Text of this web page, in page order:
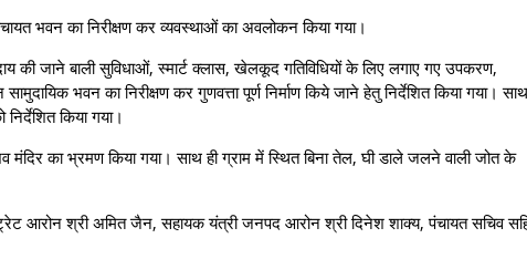
भवन का निरीक्षण कर व्यवस्थाओं का अवलोकन किया गया।
की जाने बाली सुविधाओं, स्मार्ट क्लास, खेलकूद गतिविधियों के लिए लगाए गए उपकरण,
भवन का निरीक्षण कर गुणवत्ता पूर्ण निर्माण किये जाने हेतु निर्देशित किया गया। साथ
किया गया।
मंदिर का भ्रमण किया गया। साथ ही ग्राम में स्थित बिना तेल, घी डाले जलने वाली जोत के
आरोन श्री अमित जैन, सहायक यंत्री जनपद आरोन श्री दिनेश शाक्य, पंचायत सचिव